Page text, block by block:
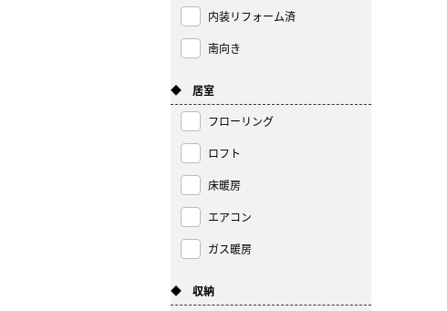
内装リフォーム済
南向き
◆ 居室
フローリング
ロフト
床暖房
エアコン
ガス暖房
◆ 収納